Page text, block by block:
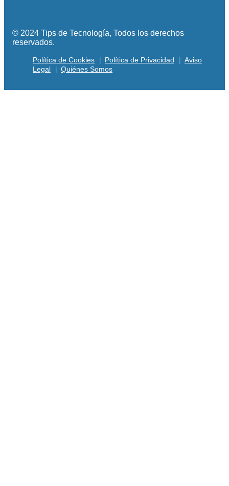
© 2024 Tips de Tecnología, Todos los derechos
reservados.
Política de Cookies Política de Privacidad
Aviso
Legal
Quiénes Somos